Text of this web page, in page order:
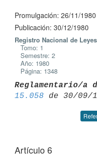
Promulgación: 26/11/1980
Publicación: 30/12/1980
Registro Nacional de
Tomo: 1
Semestre: 2
Año: 1980
Página: 1348
Reglamentario/a
15.058
Artículo 6